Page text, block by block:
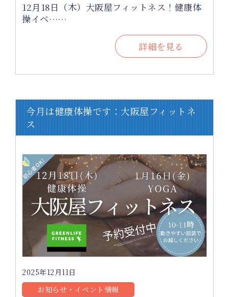
12月18日（木）大阪屋フィットネス！健康体
操イベ……
詳細を見る
今月は健康体操です：大阪屋フィットネ
ス
2025年12月11日
お知らせ・イベント情報